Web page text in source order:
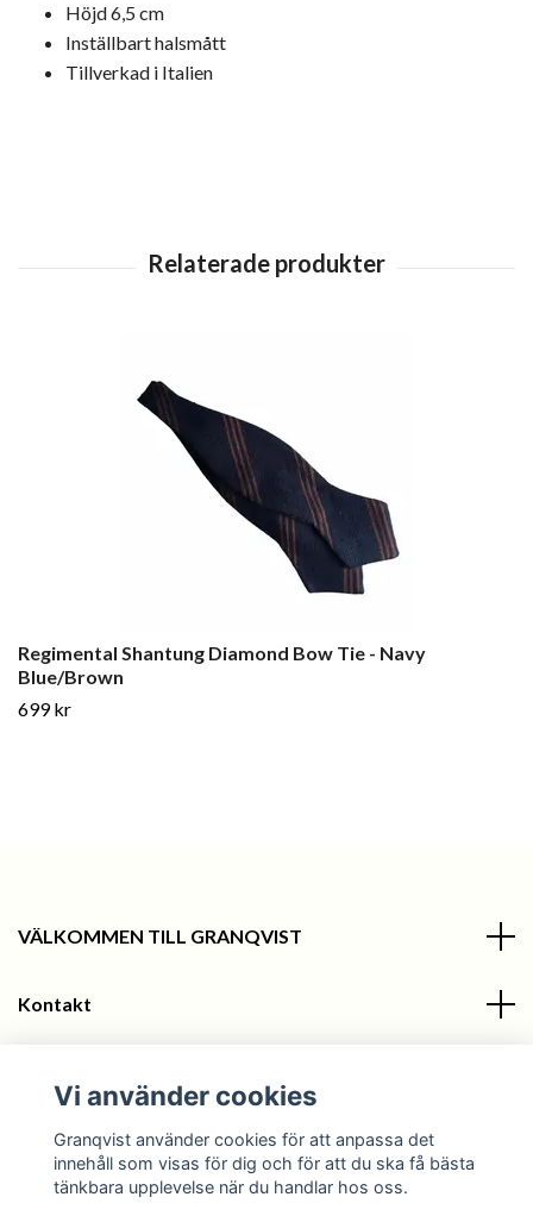
Höjd 6,5 cm
Inställbart halsmått
Tillverkad i Italien
Regimental Shantung Diamond Bow Tie - Navy
Blue/Brown
699 kr
VÄLKOMMEN TILL GRANQVIST
Kontakt
Sociala medier
Vi använder cookies
Granqvist använder cookies för att anpassa det
innehåll som visas för dig och för att du ska få bästa
tänkbara upplevelse när du handlar hos oss.